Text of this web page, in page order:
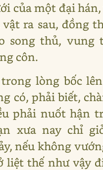
của một đại
vật ra sau, đồng
song thủ, vung
côn.
trong lòng bốc
có, phải biết,
phải nuốt hận
xưa nay chỉ
nếu không
liệt thế như vậy